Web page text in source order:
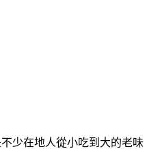
少在地人從小吃到大的老味